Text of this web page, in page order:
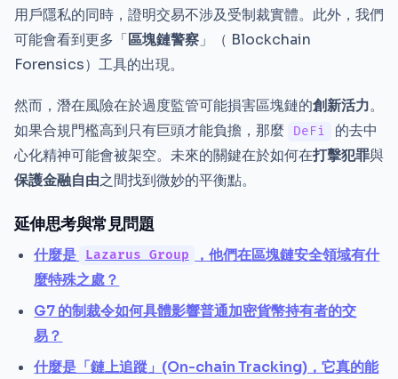
用戶隱私的同時，證明交易不涉及受制裁實體。此外，我們
可能會看到更多「區塊鏈警察 」（ Blockchain
Forensics）工具的出現。
然而，潛在風險在於過度監管可能損害區塊鏈的創新活力。
如果合規門檻高到只有巨頭才能負擔，那麼
DeFi
的去中
心化精神可能會被架空。未來的關鍵在於如何在打擊犯罪與
保護金融自由之間找到微妙的平衡點。
延伸思考與常見問題
什麼是 Lazarus Group
，他們在區塊鏈安全領域有什
麼特殊之處？
G7 的制裁令如何具體影響普通加密貨幣持有者的交
易？
什麼是「鏈上追蹤」(On-chain Tracking)，它真的能